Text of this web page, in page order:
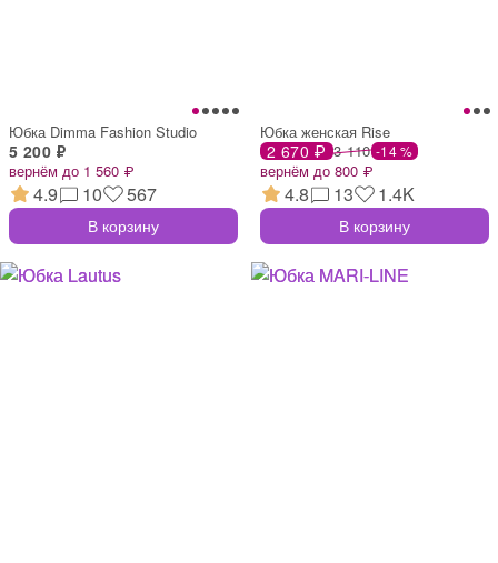
Юбка Dimma Fashion Studio
5 200 ₽
вернём до 1 560 ₽
4.9 10 567
В корзину
Юбка женская Rise
2 670 ₽ 3 110 -14 %
вернём до 800 ₽
4.8 13 1.4K
В корзину